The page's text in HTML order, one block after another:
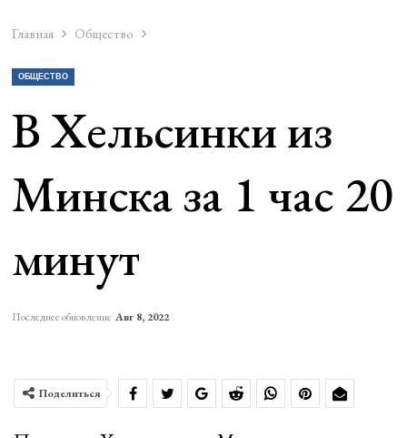
Главная Общество
ОБЩЕСТВО
В Хельсинки из
Минска за 1 час 20
минут
Последнее обновление Авг 8, 2022
Поделиться